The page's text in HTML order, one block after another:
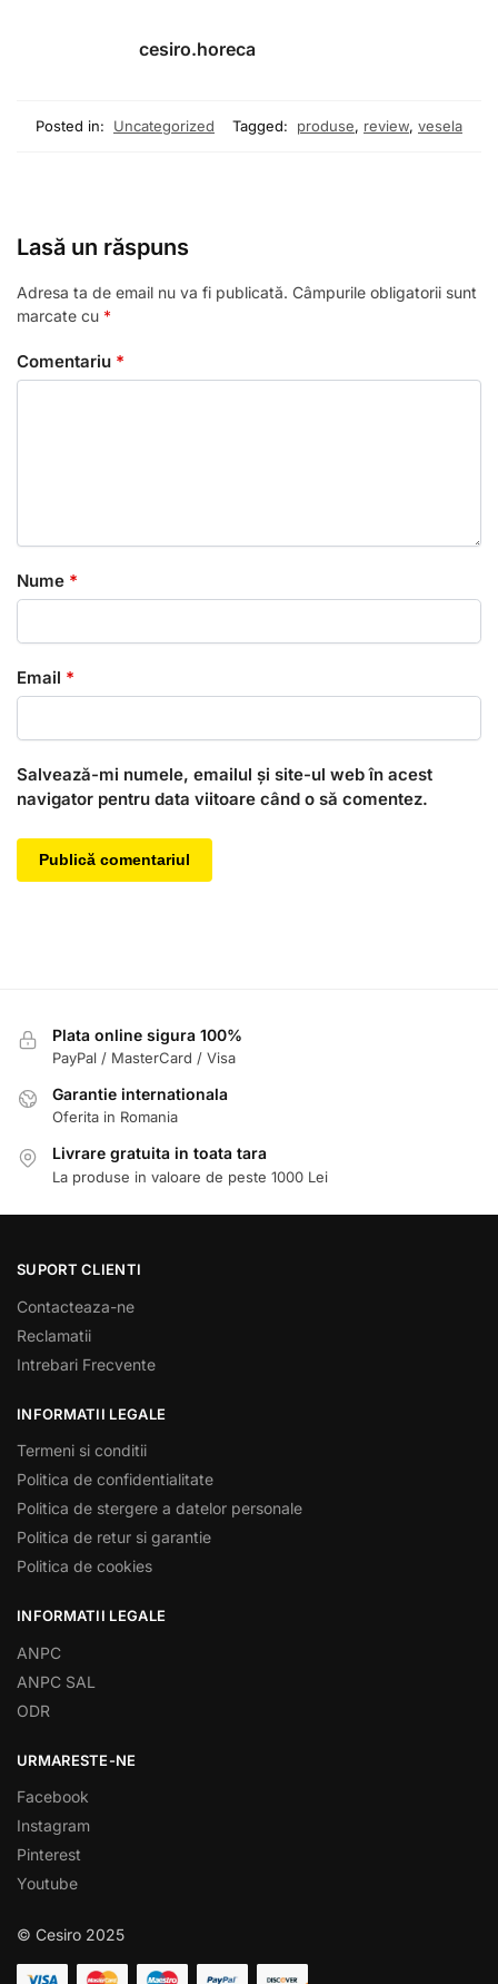
cesiro.horeca
Posted in: Uncategorized Tagged: produse, review, vesela
Lasă un răspuns
Adresa ta de email nu va fi publicată. Câmpurile obligatorii sunt
marcate cu *
Comentariu *
Nume *
Email *
Salvează-mi numele, emailul și site-ul web în acest
navigator pentru data viitoare când o să comentez.
Plata online sigura 100%
PayPal / MasterCard / Visa
Garantie internationala
Oferita in Romania
Livrare gratuita in toata tara
La produse in valoare de peste 1000 Lei
SUPORT CLIENTI
Contacteaza-ne
Reclamatii
Intrebari Frecvente
INFORMATII LEGALE
Termeni si conditii
Politica de confidentialitate
Politica de stergere a datelor personale
Politica de retur si garantie
Politica de cookies
INFORMATII LEGALE
ANPC
ANPC SAL
ODR
URMARESTE-NE
Facebook
Instagram
Pinterest
Youtube
© Cesiro 2025